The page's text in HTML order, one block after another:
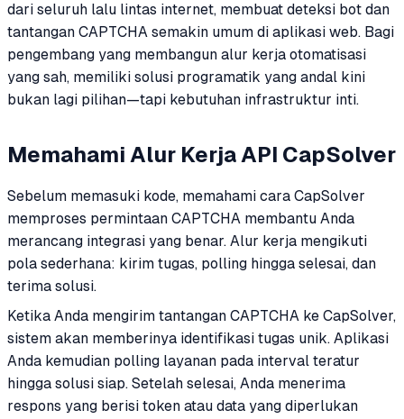
dari seluruh lalu lintas internet, membuat deteksi bot dan
tantangan CAPTCHA semakin umum di aplikasi web. Bagi
pengembang yang membangun alur kerja otomatisasi
yang sah, memiliki solusi programatik yang andal kini
bukan lagi pilihan—tapi kebutuhan infrastruktur inti.
Memahami Alur Kerja API CapSolver
Sebelum memasuki kode, memahami cara CapSolver
memproses permintaan CAPTCHA membantu Anda
merancang integrasi yang benar. Alur kerja mengikuti
pola sederhana: kirim tugas, polling hingga selesai, dan
terima solusi.
Ketika Anda mengirim tantangan CAPTCHA ke CapSolver,
sistem akan memberinya identifikasi tugas unik. Aplikasi
Anda kemudian polling layanan pada interval teratur
hingga solusi siap. Setelah selesai, Anda menerima
respons yang berisi token atau data yang diperlukan